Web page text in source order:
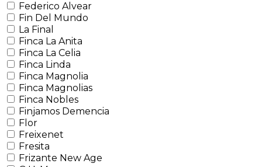
Federico Alvear
Fin Del Mundo
La Final
Finca La Anita
Finca La Celia
Finca Linda
Finca Magnolia
Finca Magnolias
Finca Nobles
Finjamos Demencia
Flor
Freixenet
Fresita
Frizante New Age